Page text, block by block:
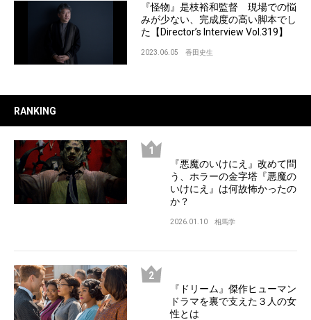
『怪物』是枝裕和監督 現場での悩
みが少ない、完成度の高い脚本でし
た【Director’s Interview Vol.319】
2023.06.05 香田史生
RANKING
『悪魔のいけにえ』改めて問
う、ホラーの金字塔『悪魔の
いけにえ』は何故怖かったの
か？
2026.01.10 相馬学
『ドリーム』傑作ヒューマン
ドラマを裏で支えた３人の女
性とは